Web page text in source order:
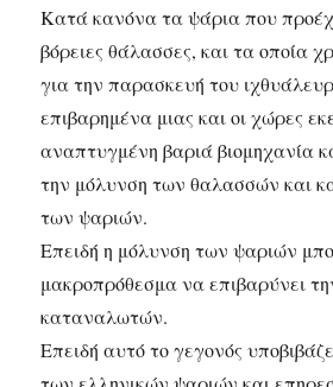
Κατά κανόνα τα ψάρια που
βόρειες θάλασσες, και τα οποία
για την παρασκευή του
επιβαρημένα μιας και οι χώρες
αναπτυγμένη βαριά βιομηχανία
την μόλυνση των θαλασσών και
των ψαριών.
Επειδή η μόλυνση των ψαριών
μακροπρόθεσμα να επιβαρύνει
καταναλωτών.
Επειδή αυτό το γεγονός